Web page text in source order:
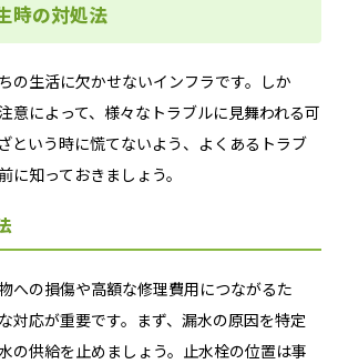
時の対処法
の生活に欠かせないインフラです。しか
意によって、様々なトラブルに見舞われる可
という時に慌てないよう、よくあるトラブ
に知っておきましょう。
への損傷や高額な修理費用につながるた
対応が重要です。まず、漏水の原因を特定
の供給を止めましょう。止水栓の位置は事